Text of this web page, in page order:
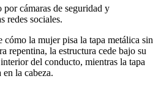
cámaras de seguridad y
redes sociales.
cómo la mujer pisa la tapa metálica sin
repentina, la estructura cede bajo su
del conducto, mientras la tapa
la cabeza.